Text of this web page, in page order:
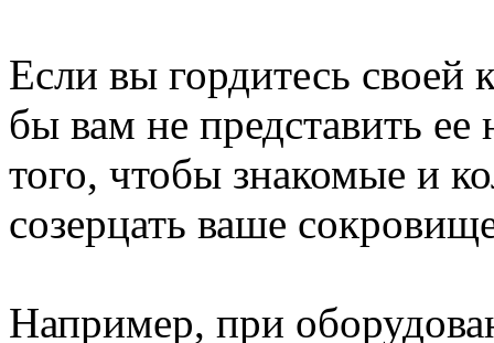
Если вы гордитесь
бы вам не представить ее
того, чтобы знакомые и
созерцать ваше
Например, при